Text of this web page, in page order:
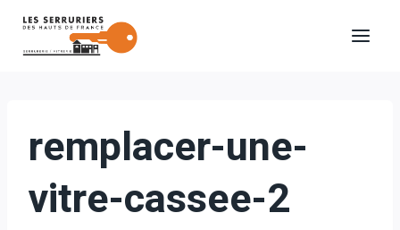
Aller
remplacer-une-
vitre-cassee-2